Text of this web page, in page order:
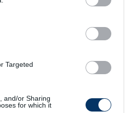
Targeted
and/or Sharing
for which it
a szintén
már